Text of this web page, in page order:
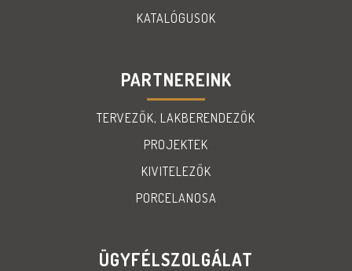
KATALÓGUSOK
PARTNEREINK
TERVEZŐK, LAKBERENDEZŐK
PROJEKTEK
KIVITELEZŐK
PORCELANOSA
ÜGYFÉLSZOLGÁLAT